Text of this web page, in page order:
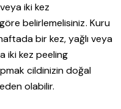
iki kez
göre belirlemelisiniz. Kuru
bir kez, yağlı veya
iki kez peeling
cildinizin doğal
olabilir.